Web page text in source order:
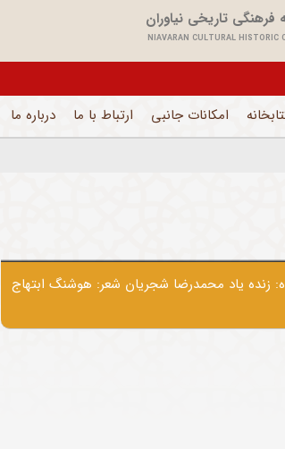
فرهنگی تاریخی نیاوران
NIAVARAN CULTURAL HISTORIC
است
امکانات جانبی ارتباط با ما درباره ما
زنده یاد محمدرضا شجریان شعر: هوشنگ ابتهاج